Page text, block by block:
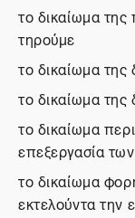
το δικαίωμα
τηρούμε
το δικαίωμα
το δικαίωμα
το δικαίωμα
επεξεργασία
το δικαίωμα
εκτελούντα την